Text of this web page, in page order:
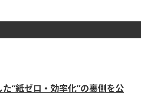
“紙ゼロ・効率化”の裏側を公